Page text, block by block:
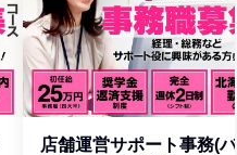
店舗運営サポート事務(